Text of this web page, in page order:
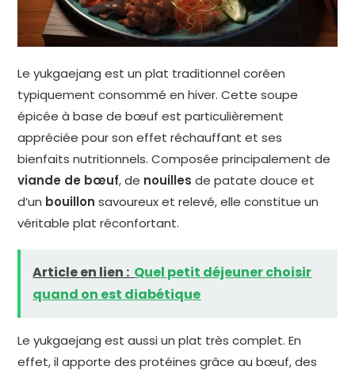
Le yukgaejang est un plat traditionnel coréen
typiquement consommé en hiver. Cette soupe
épicée à base de bœuf est particulièrement
appréciée pour son effet réchauffant et ses
bienfaits nutritionnels. Composée principalement de
viande de bœuf, de nouilles de patate douce et
d’un bouillon savoureux et relevé, elle constitue un
véritable plat réconfortant.
Article en lien : Quel petit déjeuner choisir
quand on est diabétique
Le yukgaejang est aussi un plat très complet. En
effet, il apporte des protéines grâce au bœuf, des